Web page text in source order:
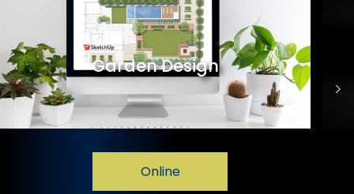
Garden Design
Online